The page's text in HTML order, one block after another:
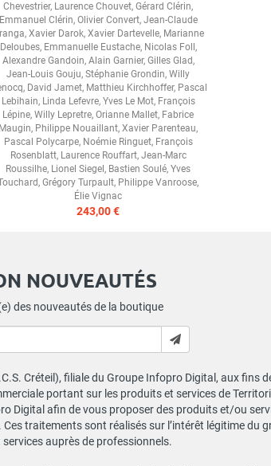
Chevestrier, Laurence Chouvet, Gérard Clérin,
Emmanuel Clérin, Olivier Convert, Jean-Claude
, Xavier Darok, Xavier Dartevelle, Marianne
Deloubes, Emmanuelle Eustache, Nicolas Foll ,
Alexandre Gandoin, Alain Garnier, Gilles Glad,
Jean-Louis Gouju, Stéphanie Grondin, Willy
, David Jamet, Matthieu Kirchhoffer, Pascal
Lebihain, Linda Lefevre, Yves Le Mot, François
Lépine, Willy Lepretre, Orianne Mallet, Fabrice
Maugin, Philippe Nouaillant, Xavier Parenteau,
Pascal Polycarpe, Noémie Ringuet, François
Rosenblatt, Laurence Rouffart, Jean-Marc
Roussilhe, Lionel Siegel , Bastien Soulé, Yves
, Grégory Turpault, Philippe Vanroose,
Élie Vignac
243,00 €
NOUVEAUTÉS
des nouveautés de la boutique
Créteil), filiale du Groupe Infopro Digital, aux fins
portant sur les produits et services de
Digital afin de vous proposer des produits et/ou
traitements sont réalisés sur l’intérêt légitime du
auprès de professionnels.